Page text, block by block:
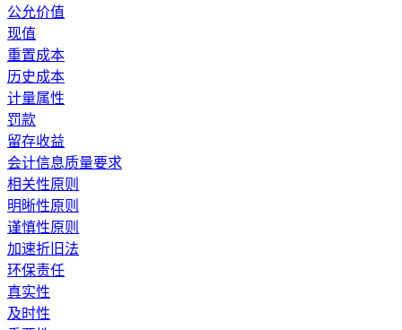
公允价值
现值
重置成本
历史成本
计量属性
罚款
留存收益
会计信息质量要求
相关性原则
明晰性原则
谨慎性原则
加速折旧法
环保责任
真实性
及时性